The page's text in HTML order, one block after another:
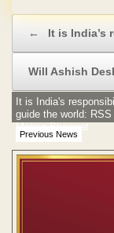
← It is
Will Ashish
Previous News
It is India's
guide the world:
Mohan Bhagwat